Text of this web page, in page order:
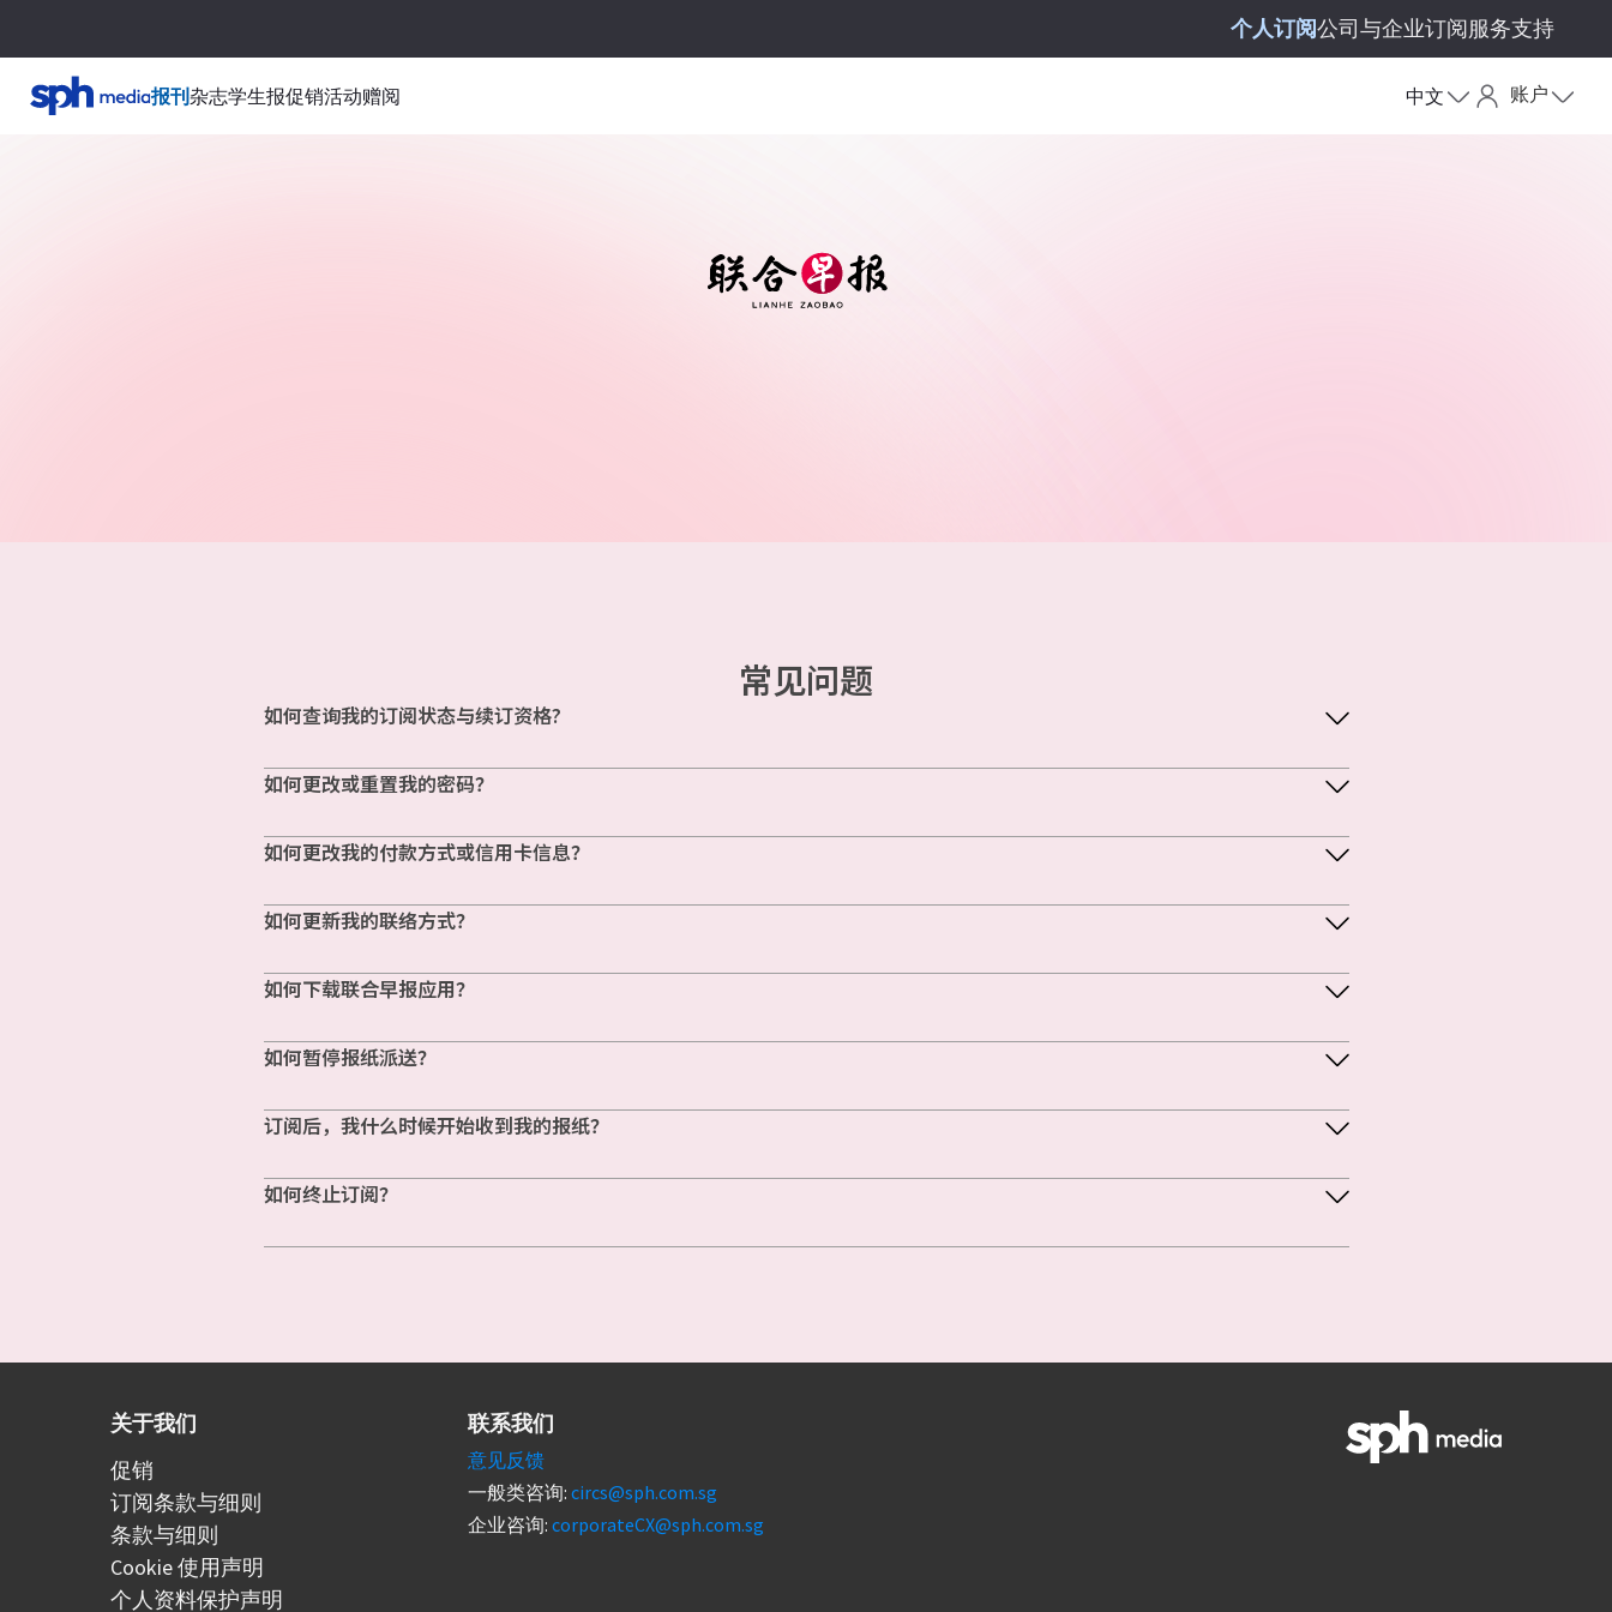
个人订阅公司与企业订阅服务支持
报刊杂志学生报促销活动赠阅 中文 账户
常见问题
如何查询我的订阅状态与续订资格?
如何更改或重置我的密码？
如何更改我的付款方式或信用卡信息？
如何更新我的联络方式？
如何下载联合早报应用？
如何暂停报纸派送？
订阅后，我什么时候开始收到我的报纸？
如何终止订阅？
关于我们
促销
订阅条款与细则
条款与细则
Cookie 使用声明
个人资料保护声明
联系我们
意见反馈
一般类咨询: circs@sph.com.sg
企业咨询: corporateCX@sph.com.sg